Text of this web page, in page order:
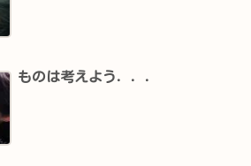
ものは考えよう．．．